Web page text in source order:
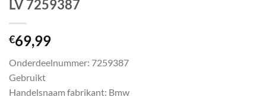
LV 7259387
€69,99
Onderdeelnummer: 7259387
Gebruikt
Handelsnaam fabrikant: Bmw